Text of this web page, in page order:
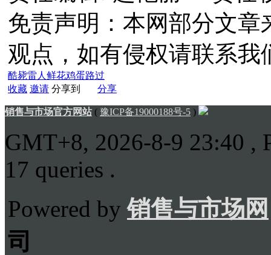
免责声明：本网部分文
观点，如有侵权请联系我
酷毙雷人 鲜花鸡蛋路过
收藏 邀请 分享到 分享
销售与市场官方网站( 豫ICP备19000188号-5 )
GMT+8, 2026-8-9 23:40 ,
17 queries .
Powered by销售与市场网
司